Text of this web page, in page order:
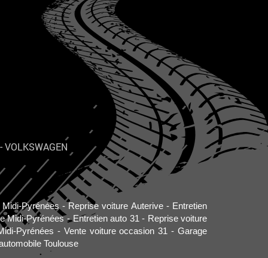
VOLKSWAGEN
Pyrénées Reprise voiture Auterive
Entretien
Midi-Pyrénées
Entretien auto 31
Reprise voiture
Pyrénées
Vente voiture occasion 31
Garage
Toulouse